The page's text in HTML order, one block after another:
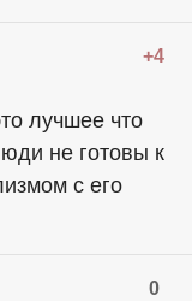
+4
лучшее что
не готовы к
с его
0